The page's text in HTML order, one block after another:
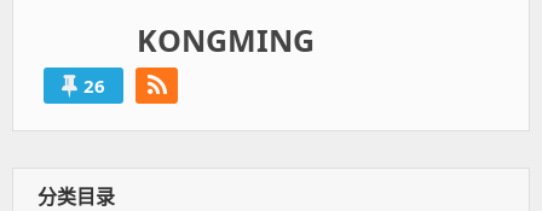
KONGMING
26
分类目录